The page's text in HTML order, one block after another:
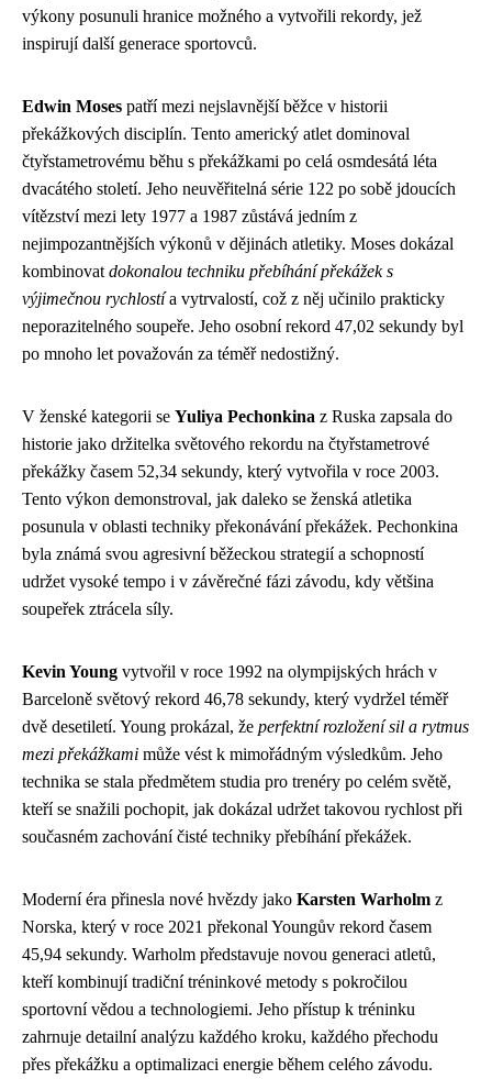
výkony posunuli hranice možného a vytvořili rekordy, jež
inspirují další generace sportovců.
Edwin Moses patří mezi nejslavnější běžce v historii
překážkových disciplín. Tento americký atlet dominoval
čtyřstametrovému běhu s překážkami po celá osmdesátá léta
dvacátého století. Jeho neuvěřitelná série 122 po sobě jdoucích
vítězství mezi lety 1977 a 1987 zůstává jedním z
nejimpozantnějších výkonů v dějinách atletiky. Moses dokázal
kombinovatdokonalou techniku přebíhání překážek s
výjimečnou rychlostía vytrvalostí, což z něj učinilo prakticky
neporazitelného soupeře. Jeho osobní rekord 47,02 sekundy byl
po mnoho let považován za téměř nedostižný.
V ženské kategorii se Yuliya Pechonkina z Ruska zapsala do
historie jako držitelka světového rekordu na čtyřstametrové
překážky časem 52,34 sekundy, který vytvořila v roce 2003.
Tento výkon demonstroval, jak daleko se ženská atletika
posunula v oblasti techniky překonávání překážek. Pechonkina
byla známá svou agresivní běžeckou strategií a schopností
udržet vysoké tempo i v závěrečné fázi závodu, kdy většina
soupeřek ztrácela síly.
Kevin Young vytvořil v roce 1992 na olympijských hrách v
Barceloně světový rekord 46,78 sekundy, který vydržel téměř
dvě desetiletí. Young prokázal, že perfektní rozložení sil a rytmus
mezi překážkami může vést k mimořádným výsledkům. Jeho
technika se stala předmětem studia pro trenéry po celém světě,
kteří se snažili pochopit, jak dokázal udržet takovou rychlost při
současném zachování čisté techniky přebíhání překážek.
Moderní éra přinesla nové hvězdy jako Karsten Warholm z
Norska, který v roce 2021 překonal Youngův rekord časem
45,94 sekundy. Warholm představuje novou generaci atletů,
kteří kombinují tradiční tréninkové metody s pokročilou
sportovní vědou a technologiemi. Jeho přístup k tréninku
zahrnuje detailní analýzu každého kroku, každého přechodu
přes překážku a optimalizaci energie během celého závodu.